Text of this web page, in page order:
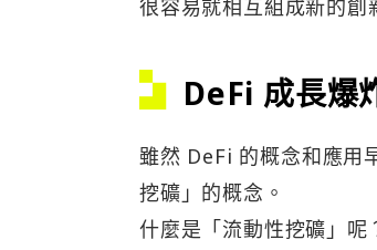
很容易就相互組成新的創
DeFi 成長爆
雖然 DeFi 的概念和應用
挖礦」的概念。
什麼是「流動性挖礦」